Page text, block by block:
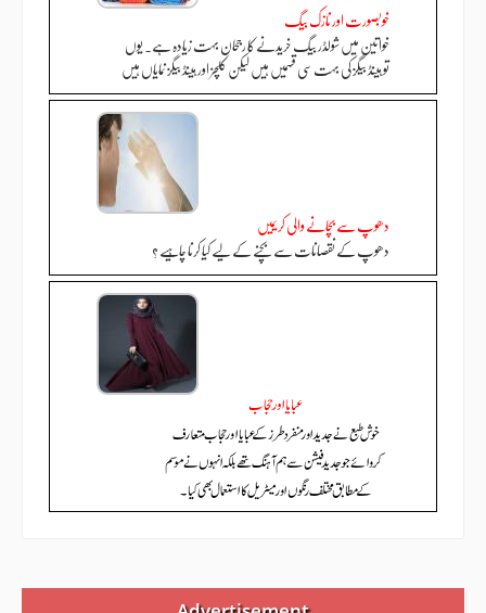
خوبصورت اور نازک بیگ
خواتین میں شولڈر بیگ خریدنے کا رجحان بہت زیادہ ہے. یوں
تو ہینڈ بیگز کی بہت سی قسمیں ہیں لیکن کلچز اور ہینڈ بیگز نمایاں ہیں
دھوپ سے بچانے والی کریمیں
دھوپ کے نقصانات سے بچنے کے لیے کیا کرنا چاہیے ؟